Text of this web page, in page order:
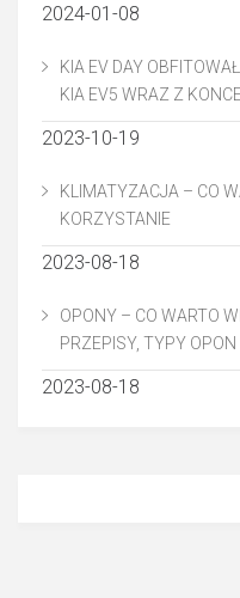
2024-01-08
KIA EV DAY
KIA EV5 WRAZ Z
2023-10-19
KLIMATYZACJA – CO
KORZYSTANIE
2023-08-18
OPONY – CO WARTO
PRZEPISY, TYPY OPON
2023-08-18